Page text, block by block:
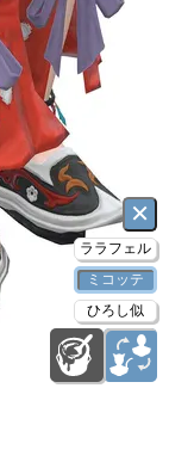
×
ララフェル
ミコッテ
ひろし似